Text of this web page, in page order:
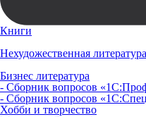
Книги
Нехудожественная литература
Бизнес литература
- Сборник вопросов
- Сборник вопросов
Хобби и творчество